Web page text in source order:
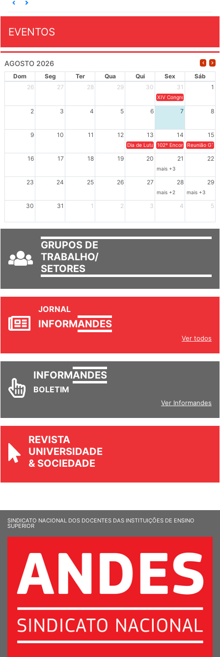
EVENTOS
AGOSTO 2026
Dom Seg Ter Qua Qui Sex
Sáb
26
27 28 29 30 31 1
XIV Congresso Brasileiro
2 3 4 5 6 7 8
9 10 11 12 13 14 15
Dia de Luta em Defesa de Cuba e da
102º Encontro da
Reunião
16 17 18 19 20 21 22
mais +3
23 24 25 26 27 28 29
mais +2 mais +3
30 31 1 2 3 4 5
GRUPOS DE
TRABALHO/
SETORES
JORNAL
INFORMANDES
Ver todos
INFORMANDES
BOLETIM
Ver Informandes
REVISTA
UNIVERSIDADE
& SOCIEDADE
SINDICATO NACIONAL DOS DOCENTES DAS INSTITUIÇÕES DE ENSINO
SUPERIOR